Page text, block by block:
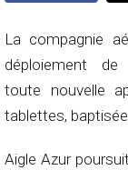
La compagnie
déploiement
toute nouvelle
tablettes,
Aigle Azur